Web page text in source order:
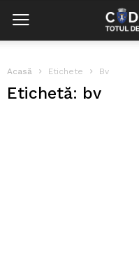
Acasă Etichete Bv
Etichetă: bv